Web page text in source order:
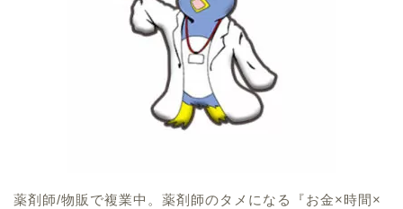
薬剤師/物販で複業中。薬剤師のタメになる『お金×時間×